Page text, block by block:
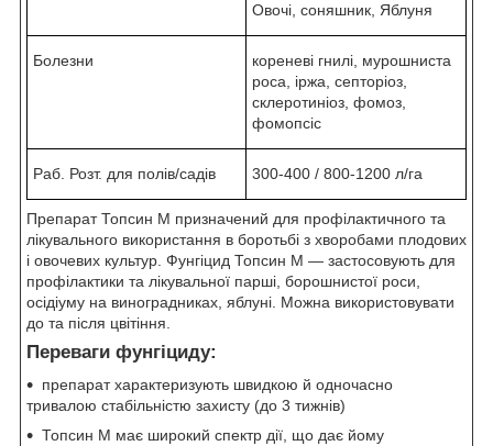
Овочі, соняшник, Яблуня
Болезни
кореневі гнилі, мурошниста
роса, іржа, септоріоз,
склеротиніоз, фомоз,
фомопсіс
Раб. Розт. для полів/садів 300-400 / 800-1200 л/га
Препарат Топсин M призначений для профілактичного та
лікувального використання в боротьбі з хворобами плодових
і овочевих культур. Фунгіцид Топсин M — застосовують для
профілактики та лікувальної парші, борошнистої роси,
осідіуму на виноградниках, яблуні. Можна використовувати
до та після цвітіння.
Переваги фунгіциду:
препарат характеризують швидкою й одночасно
тривалою стабільністю захисту (до 3 тижнів)
Топсин M має широкий спектр дії, що дає йому